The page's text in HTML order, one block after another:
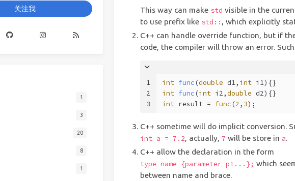
This way can make std visible in the
to use prefix like std:: , which explicitly
C++ can handle override function, but if
code, the compiler will throw an error.
1
2
3
int func (double d1, int i1) {}
int func (int i2,double d2) {}
int result = func (2, 3);
C++ sometime will do implicit conversion.
int a = 7.2, actually, 7 will be store in a.
C++ allow the declaration in the form
type name {parameter p1...}; which
between name and brace.
关注我
1
3
20
8
1